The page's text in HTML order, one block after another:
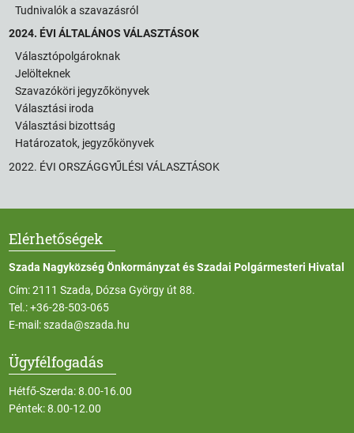
Tudnivalók a szavazásról
2024. ÉVI ÁLTALÁNOS VÁLASZTÁSOK
Választópolgároknak
Jelölteknek
Szavazóköri jegyzőkönyvek
Választási iroda
Választási bizottság
Határozatok, jegyzőkönyvek
2022. ÉVI ORSZÁGGYŰLÉSI VÁLASZTÁSOK
Elérhetőségek
Szada Nagyközség Önkormányzat és Szadai Polgármesteri Hivatal
Cím: 2111 Szada, Dózsa György út 88.
Tel.:+36-28-503-065
E-mail:szada@szada.hu
Ügyfélfogadás
Hétfő-Szerda: 8.00-16.00
Péntek: 8.00-12.00